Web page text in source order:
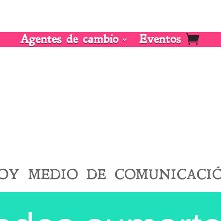
Agentes de cambio Eventos
medio de